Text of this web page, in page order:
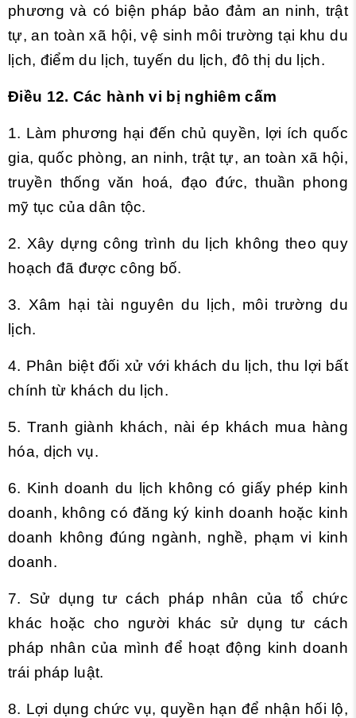
phương và có biện pháp bảo đảm an ninh, trật
tự, an toàn xã hội, vệ sinh môi trường tại khu du
lịch, điểm du lịch, tuyến du lịch, đô thị du lịch.
Điều 12. Các hành vi bị nghiêm cấm
1. Làm phương hại đến chủ quyền, lợi ích quốc
gia, quốc phòng, an ninh, trật tự, an toàn xã hội,
truyền thống văn hoá, đạo đức, thuần phong
mỹ tục của dân tộc.
2. Xây dựng công trình du lịch không theo quy
hoạch đã được công bố.
3. Xâm hại tài nguyên du lịch, môi trường du
lịch.
4. Phân biệt đối xử với khách du lịch, thu lợi bất
chính từ khách du lịch.
5. Tranh giành khách, nài ép khách mua hàng
hóa, dịch vụ.
6. Kinh doanh du lịch không có giấy phép kinh
doanh, không có đăng ký kinh doanh hoặc kinh
doanh không đúng ngành, nghề, phạm vi kinh
doanh.
7. Sử dụng tư cách pháp nhân của tổ chức
khác hoặc cho người khác sử dụng tư cách
pháp nhân của mình để hoạt động kinh doanh
trái pháp luật.
8. Lợi dụng chức vụ, quyền hạn để nhận hối lộ,